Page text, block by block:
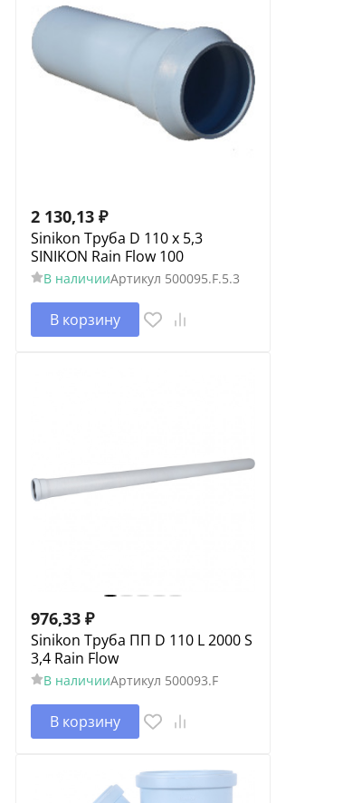
2 130,13 ₽
Sinikon Труба D 110 х 5,3
SINIKON Rain Flow 100
В наличииАртикул 500095.F.5.3
В корзину
976,33 ₽
Sinikon Труба ПП D 110 L 2000 S
3,4 Rain Flow
В наличииАртикул 500093.F
В корзину